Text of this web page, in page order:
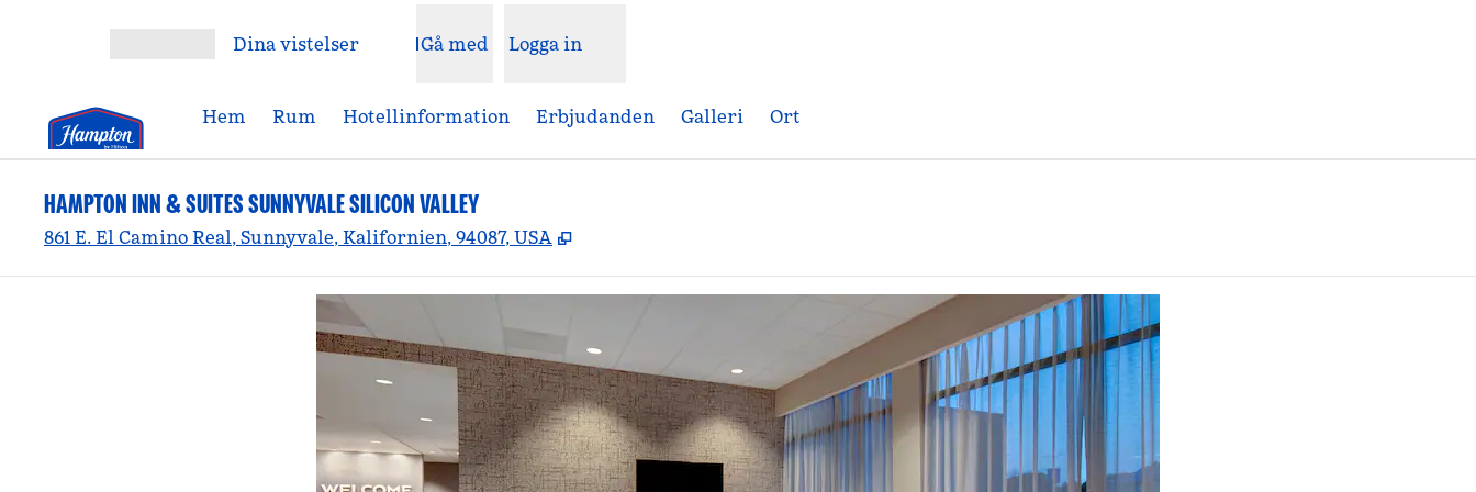
Dina vistelser Gå med Logga in
Hem Rum Hotellinformation Erbjudanden Galleri Ort
HAMPTON INN & SUITES SUNNYVALE SILICON VALLEY
861 E. El Camino Real, Sunnyvale, Kalifornien, 94087, USA ,